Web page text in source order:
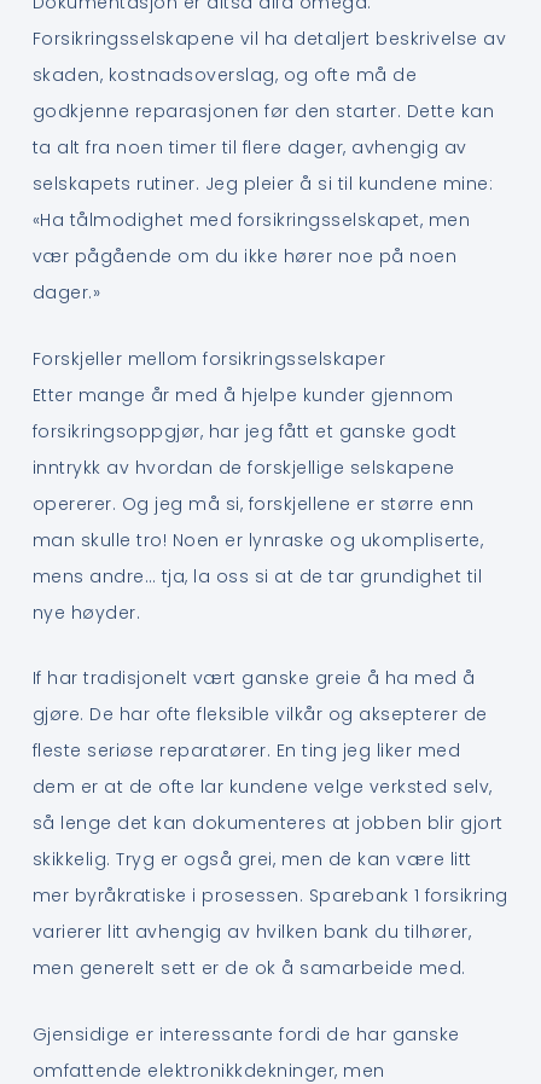
Forsikringsselskapene vil ha detaljert beskrivelse av
skaden, kostnadsoverslag, og ofte må de
godkjenne reparasjonen før den starter. Dette kan
ta alt fra noen timer til flere dager, avhengig av
selskapets rutiner. Jeg pleier å si til kundene mine:
«Ha tålmodighet med forsikringsselskapet, men
vær pågående om du ikke hører noe på noen
dager.»
Forskjeller mellom forsikringsselskaper
Etter mange år med å hjelpe kunder gjennom
forsikringsoppgjør, har jeg fått et ganske godt
inntrykk av hvordan de forskjellige selskapene
opererer. Og jeg må si, forskjellene er større enn
man skulle tro! Noen er lynraske og ukompliserte,
mens andre… tja, la oss si at de tar grundighet til
nye høyder.
If har tradisjonelt vært ganske greie å ha med å
gjøre. De har ofte fleksible vilkår og aksepterer de
fleste seriøse reparatører. En ting jeg liker med
dem er at de ofte lar kundene velge verksted selv,
så lenge det kan dokumenteres at jobben blir gjort
skikkelig. Tryg er også grei, men de kan være litt
mer byråkratiske i prosessen. Sparebank 1 forsikring
varierer litt avhengig av hvilken bank du tilhører,
men generelt sett er de ok å samarbeide med.
Gjensidige er interessante fordi de har ganske
omfattende elektronikkdekninger, men